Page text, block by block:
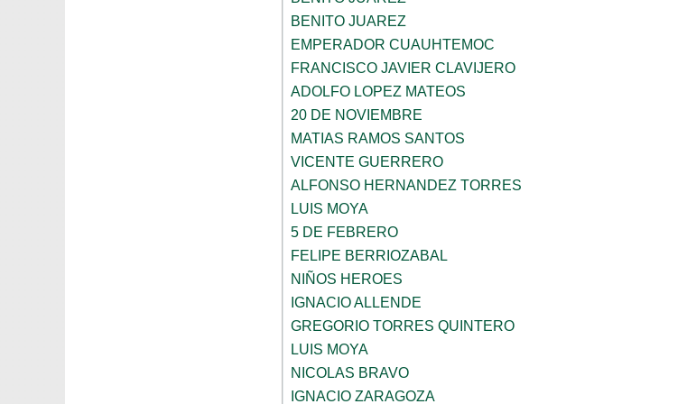
BENITO JUAREZ
EMPERADOR CUAUHTEMOC
FRANCISCO JAVIER CLAVIJERO
ADOLFO LOPEZ MATEOS
20 DE NOVIEMBRE
MATIAS RAMOS SANTOS
VICENTE GUERRERO
ALFONSO HERNANDEZ TORRES
LUIS MOYA
5 DE FEBRERO
FELIPE BERRIOZABAL
NIÑOS HEROES
IGNACIO ALLENDE
GREGORIO TORRES QUINTERO
LUIS MOYA
NICOLAS BRAVO
IGNACIO ZARAGOZA